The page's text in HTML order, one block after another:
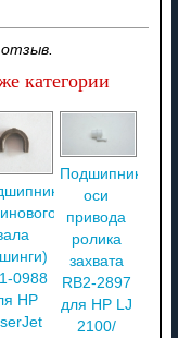
категории
0988
HP
Подшипник
оси
привода
ролика
захвата
RB2-2897
для HP LJ
2100/